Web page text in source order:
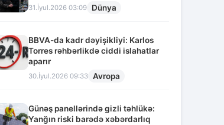
31.İyul.2026 03:09 Dünya
BBVA-da kadr dəyişikliyi: Karlos
Torres rəhbərlikdə ciddi islahatlar
aparır
30.İyul.2026 09:33 Avropa
Günəş panellərində gizli təhlükə:
Yanğın riski barədə xəbərdarlıq